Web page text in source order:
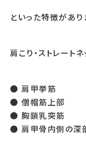
といった特徴があり
肩こり・ストレート
● 肩甲挙筋
● 僧帽筋上部
● 胸鎖乳突筋
● 肩甲骨内側の深